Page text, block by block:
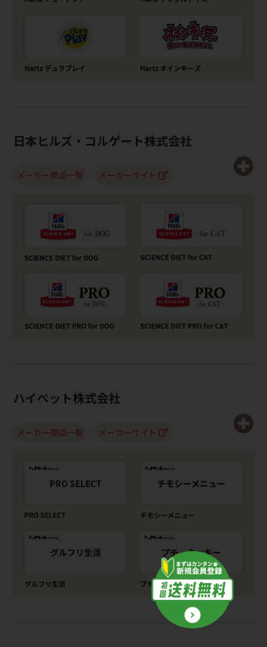
日本ヒルズ・コルゲート株式会社
メーカー商品一覧 メーカーサイト
ハイペット株式会社
メーカー商品一覧 メーカーサイト